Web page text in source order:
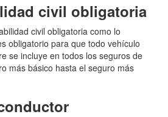
civil obligatoria
civil obligatoria como lo
obligatorio para que todo vehículo
se incluye en todos los seguros de
más básico hasta el seguro más